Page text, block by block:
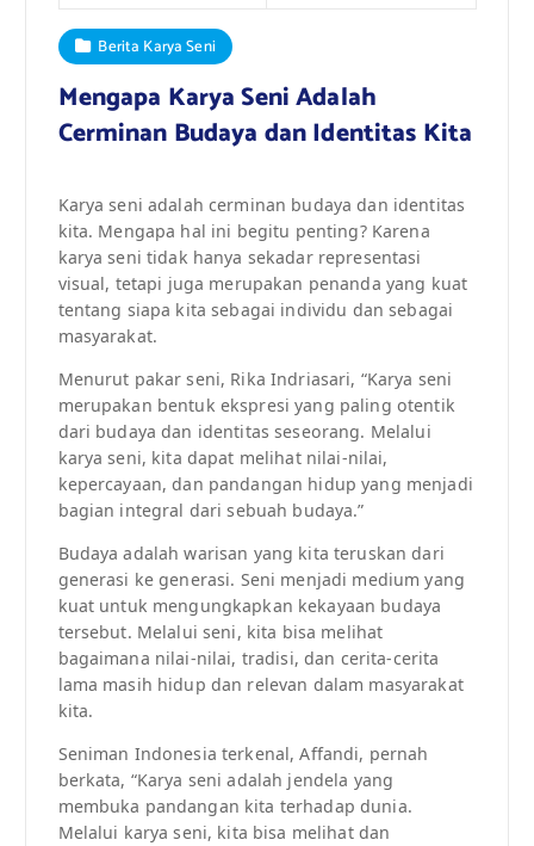
Berita Karya Seni
Mengapa Karya Seni Adalah
Cerminan Budaya dan Identitas Kita
Karya seni adalah cerminan budaya dan identitas
kita. Mengapa hal ini begitu penting? Karena
karya seni tidak hanya sekadar representasi
visual, tetapi juga merupakan penanda yang kuat
tentang siapa kita sebagai individu dan sebagai
masyarakat.
Menurut pakar seni, Rika Indriasari, “Karya seni
merupakan bentuk ekspresi yang paling otentik
dari budaya dan identitas seseorang. Melalui
karya seni, kita dapat melihat nilai-nilai,
kepercayaan, dan pandangan hidup yang menjadi
bagian integral dari sebuah budaya.”
Budaya adalah warisan yang kita teruskan dari
generasi ke generasi. Seni menjadi medium yang
kuat untuk mengungkapkan kekayaan budaya
tersebut. Melalui seni, kita bisa melihat
bagaimana nilai-nilai, tradisi, dan cerita-cerita
lama masih hidup dan relevan dalam masyarakat
kita.
Seniman Indonesia terkenal, Affandi, pernah
berkata, “Karya seni adalah jendela yang
membuka pandangan kita terhadap dunia.
Melalui karya seni, kita bisa melihat dan